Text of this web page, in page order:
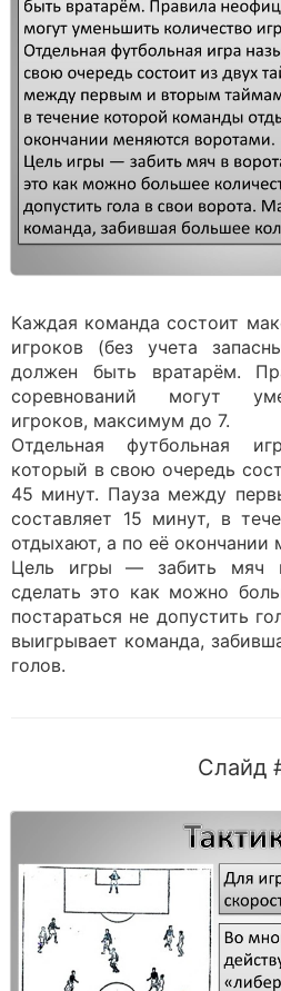
Каждая команда состоит
игроков (без учета
должен быть вратарём.
соревнований могут
игроков, максимум до 7.
Отдельная футбольная
который в свою очередь
45 минут. Пауза между
составляет 15 минут, в
отдыхают, а по её окончании
Цель игры — забить мяч
сделать это как можно
постараться не допустить
выигрывает команда,
голов.
Слайд